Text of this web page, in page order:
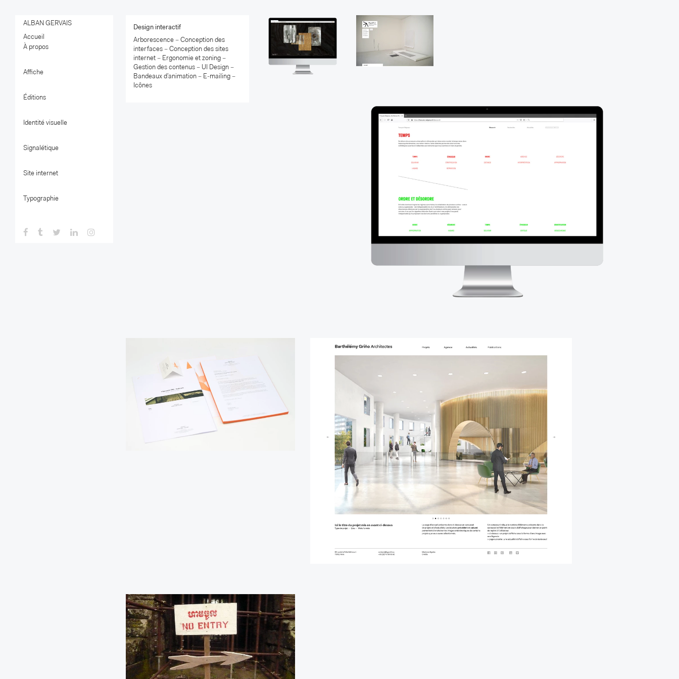
ALBAN GERVAIS
Accueil
À propos
Affiche
Éditions
Identité visuelle
Signalétique
Site internet
Typographie
Facebook
TumblrTwitterLinkedinInstagram
Design interactif
Arborescence – Conception des
interfaces – Conception des sites
internet – Ergonomie et zoning –
Gestion des contenus – UI Design –
Bandeaux d’animation – E-mailing –
Icônes
site-
florence
pa
francois-
seigneur
barthelemy
site-
patrick
hoarau